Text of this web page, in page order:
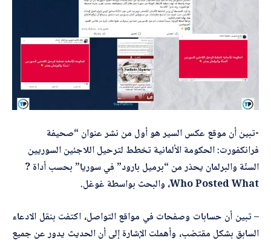
-تبين أن موقع عكس السير هو أول من نشر عنوان “صحيفة
فرانكفورت: الحكومة الألمانية تخطط لترحيل اللاجئين السوريين
السنّة والبرلمان يحذر من “برميل بارود” في سوريا” بحسب أداة ?
Who Posted What، والبحث بواسطة غوغل.
– تبين أن حسابات وصفحات في مواقع التواصل، اكتفت بنقل الادعاء
السابق بشكل مقتضب، وأهملت الإشارة إلى أن الحديث يدور عن جميع